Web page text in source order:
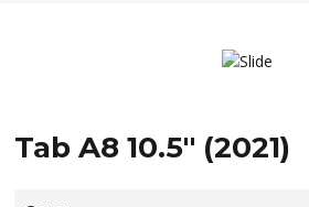
Tab A8 10.5" (2021)